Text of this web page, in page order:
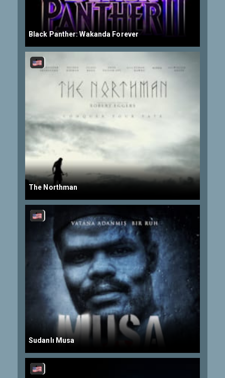
Black Panther: Wakanda Forever
The Northman
Sudanlı Musa